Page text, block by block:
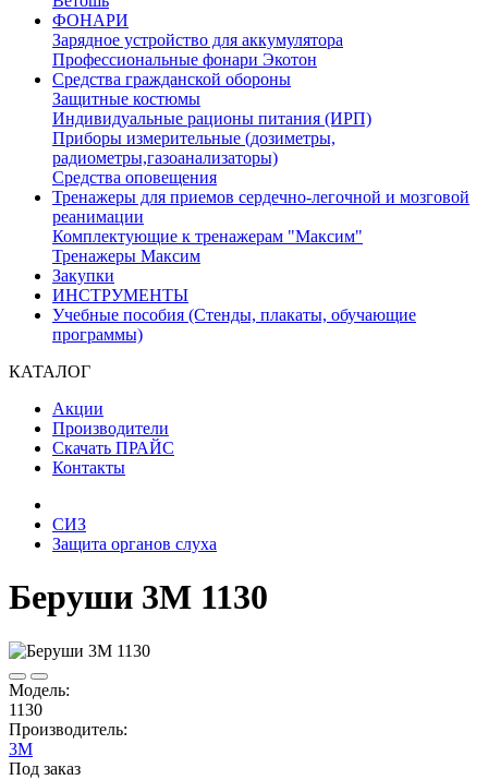
ФОНАРИ
Зарядное устройство для аккумулятора
Профессиональные фонари Экотон
Средства гражданской обороны
Защитные костюмы
Индивидуальные рационы питания (ИРП)
Приборы измерительные (дозиметры,
радиометры,газоанализаторы)
Средства оповещения
Тренажеры для приемов сердечно-легочной и мозговой
реанимации
Комплектующие к тренажерам "Максим"
Тренажеры Максим
Закупки
ИНСТРУМЕНТЫ
Учебные пособия (Стенды, плакаты, обучающие
программы)
КАТАЛОГ
Акции
Производители
Скачать ПРАЙС
Контакты
СИЗ
Защита органов слуха
Беруши 3М 1130
Модель:
1130
Производитель:
3М
Под заказ